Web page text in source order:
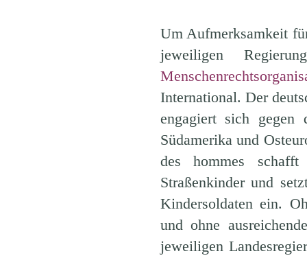
Um Aufmerksamkeit
jeweiligen
International. Der
engagiert sich
Südamerika und
des hommes
Straßenkinder und
Kindersoldaten ein.
und ohne
jeweiligen